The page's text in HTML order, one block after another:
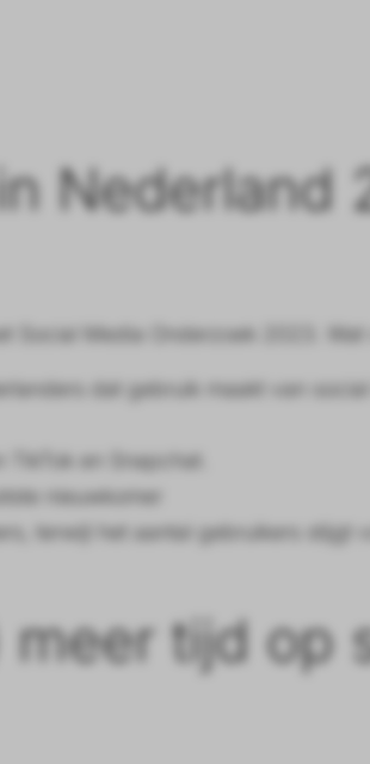
Nederland
Social Media Onderzoek 2023. Wat
dat gebruik maakt van
en Snapchat.
nieuwkomer
terwijl het aantal gebruikers stijgt
tijd op